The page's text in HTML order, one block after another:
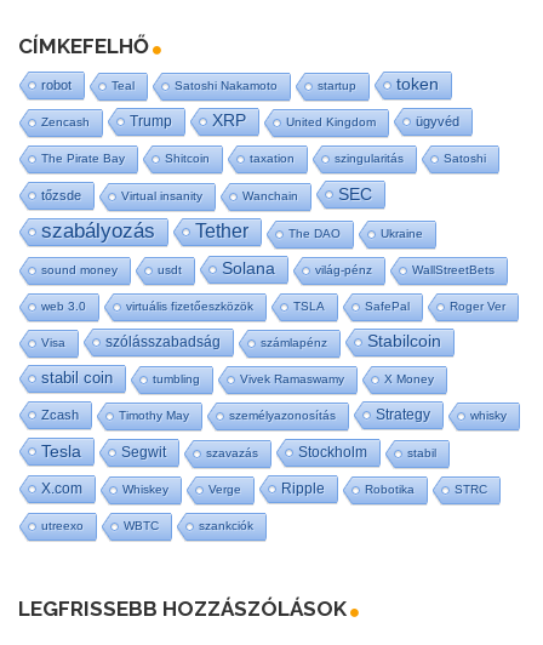
CÍMKEFELHŐ
robot Teal Satoshi Nakamoto startup token
Zencash Trump XRP United Kingdom ügyvéd
The Pirate Bay Shitcoin taxation szingularitás Satoshi
tőzsde Virtual insanity Wanchain SEC
szabályozás Tether The DAO Ukraine
sound money usdt Solana világ-pénz WallStreetBets
web 3.0 virtuális fizetőeszközök TSLA SafePal Roger Ver
Visa szólásszabadság számlapénz
Stabilcoin
stabil coin
tumbling Vivek Ramaswamy X Money
Zcash Timothy May személyazonosítás Strategy whisky
Tesla Segwit szavazás Stockholm stabil
X.com Whiskey Verge Ripple Robotika STRC
utreexo WBTC szankciók
LEGFRISSEBB HOZZÁSZÓLÁSOK